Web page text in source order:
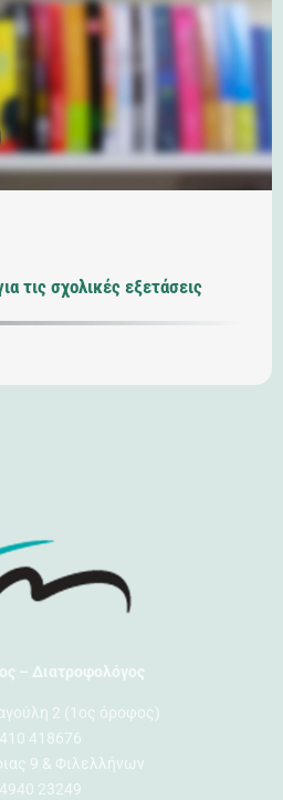
τις σχολικές εξετάσεις
– Διατροφολόγος
2 (1ος όροφος)
418676
9 & Φιλελλήνων
23249